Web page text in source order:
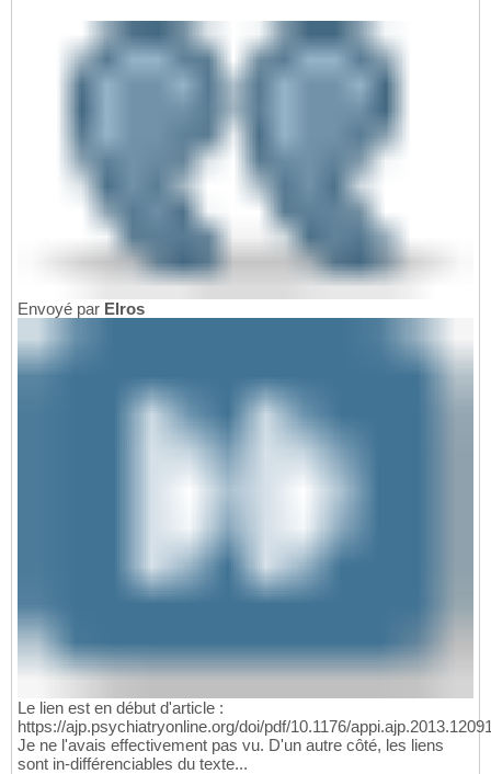
Envoyé par Elros
Le lien est en début d'article :
https://ajp.psychiatryonline.org/doi/pdf/10.1176/
Je ne l'avais effectivement pas vu. D'un autre côté, les liens
sont in-différenciables du texte...